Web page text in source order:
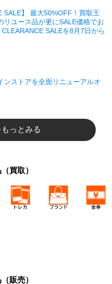
SALE】 最大50%OFF！買取王
リユース品が更にSALE価格でお
SALEを8月7日から
ンストアを全面リニューアルオ
っとみる
買取）
販売）